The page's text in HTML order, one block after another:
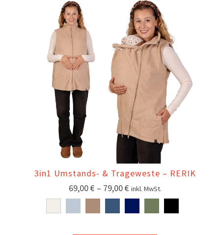
3in1 Umstands- & Trageweste – RERIK
69,00€– 79,00€ inkl. MwSt.